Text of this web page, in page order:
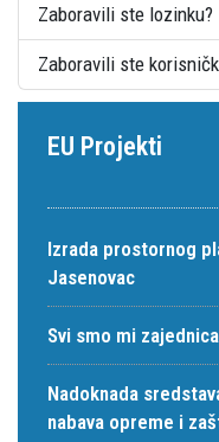
Zaboravili ste lozinku?
Zaboravili ste
EU Projekti
Izrada prostornog
Jasenovac
Svi smo mi zajednica
Nadoknada
nabava opreme i